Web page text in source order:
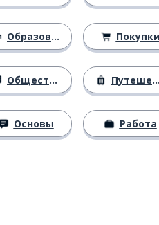
Образование
Общество
Основы
Путешествия
Работа